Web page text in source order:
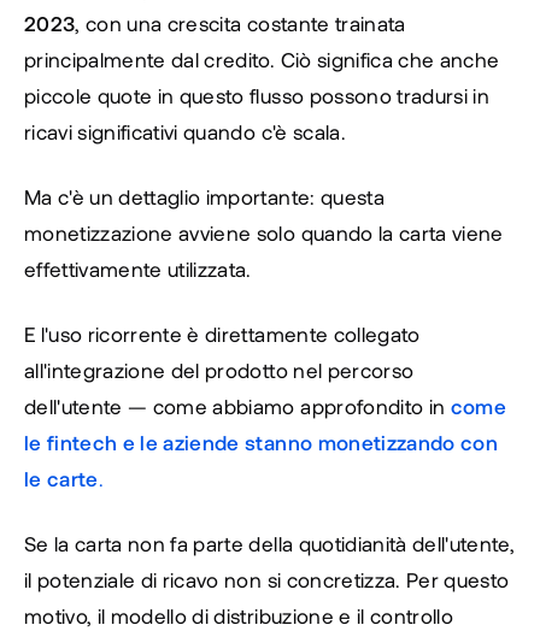
2023, con una crescita costante trainata
principalmente dal credito. Ciò significa che anche
piccole quote in questo flusso possono tradursi in
ricavi significativi quando c'è scala.
Ma c'è un dettaglio importante: questa
monetizzazione avviene solo quando la carta viene
effettivamente utilizzata.
E l'uso ricorrente è direttamente collegato
all'integrazione del prodotto nel percorso
dell'utente — come abbiamo approfondito in come
le fintech e le aziende stanno monetizzando con
le carte.
Se la carta non fa parte della quotidianità dell'utente,
il potenziale di ricavo non si concretizza. Per questo
motivo, il modello di distribuzione e il controllo